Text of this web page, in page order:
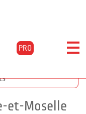
PRO
et-Moselle